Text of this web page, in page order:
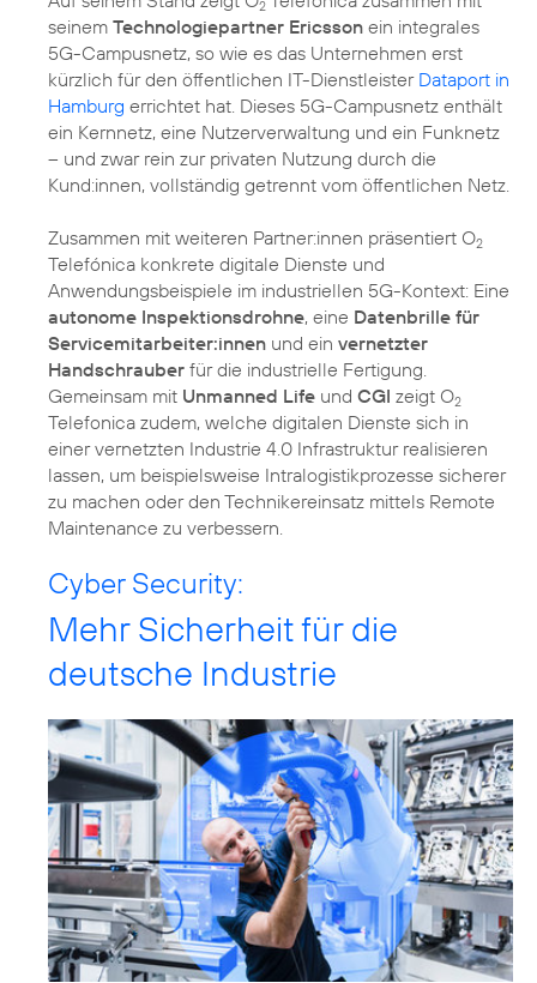
2
seinem Technologiepartner Ericsson ein integrales
5G-Campusnetz, so wie es das Unternehmen erst
kürzlich für den öffentlichen IT-Dienstleister Dataport in
Hamburg errichtet hat. Dieses 5G-Campusnetz enthält
ein Kernnetz, eine Nutzerverwaltung und ein Funknetz
– und zwar rein zur privaten Nutzung durch die
Kund:innen, vollständig getrennt vom öffentlichen Netz.
Zusammen mit weiteren Partner:innen präsentiert O2
Telefónica konkrete digitale Dienste und
Anwendungsbeispiele im industriellen 5G-Kontext: Eine
autonome Inspektionsdrohne, eine Datenbrille für
Servicemitarbeiter:innen und ein vernetzter
Handschrauber für die industrielle Fertigung.
Gemeinsam mit Unmanned Life und CGI zeigt O2
Telefonica zudem, welche digitalen Dienste sich in
einer vernetzten Industrie 4.0 Infrastruktur realisieren
lassen, um beispielsweise Intralogistikprozesse sicherer
zu machen oder den Technikereinsatz mittels Remote
Maintenance zu verbessern.
Cyber Security:
Mehr Sicherheit für die
deutsche Industrie